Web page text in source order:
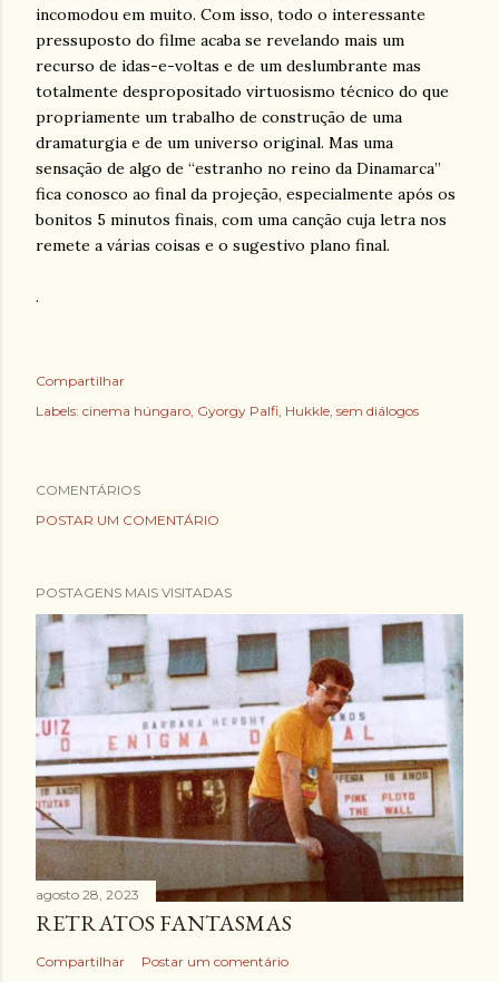
incomodou em muito. Com isso, todo o interessante
pressuposto do filme acaba se revelando mais um
recurso de idas-e-voltas e de um deslumbrante mas
totalmente despropositado virtuosismo técnico do que
propriamente um trabalho de construção de uma
dramaturgia e de um universo original. Mas uma
sensação de algo de “estranho no reino da Dinamarca”
fica conosco ao final da projeção, especialmente após os
bonitos 5 minutos finais, com uma canção cuja letra nos
remete a várias coisas e o sugestivo plano final.
.
Compartilhar
Labels: cinema húngaro Gyorgy Palfi Hukkle sem diálogos
COMENTÁRIOS
POSTAR UM COMENTÁRIO
POSTAGENS MAIS VISITADAS
agosto 28, 2023
RETRATOS FANTASMAS
Compartilhar Postar um comentário